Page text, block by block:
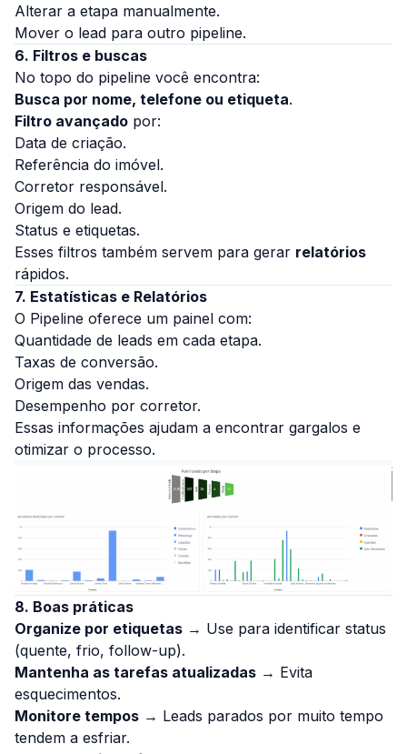
Alterar a etapa manualmente.
Mover o lead para outro pipeline.
6. Filtros e buscas
No topo do pipeline você encontra:
Busca por nome, telefone ou etiqueta.
Filtro avançado por:
Data de criação.
Referência do imóvel.
Corretor responsável.
Origem do lead.
Status e etiquetas.
Esses filtros também servem para gerar relatórios
rápidos.
7. Estatísticas e Relatórios
O Pipeline oferece um painel com:
Quantidade de leads em cada etapa.
Taxas de conversão.
Origem das vendas.
Desempenho por corretor.
Essas informações ajudam a encontrar gargalos e
otimizar o processo.
8. Boas práticas
Organize por etiquetas → Use para identificar status
(quente, frio, follow-up).
Mantenha as tarefas atualizadas → Evita
esquecimentos.
Monitore tempos → Leads parados por muito tempo
tendem a esfriar.